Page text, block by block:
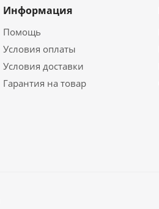
Информация
Помощь
Условия оплаты
Условия доставки
Гарантия на товар